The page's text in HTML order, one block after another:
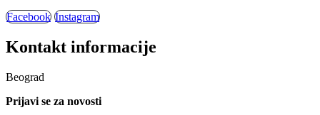
Facebook Instagram
Kontakt informacije
Beograd
Prijavi se za novosti